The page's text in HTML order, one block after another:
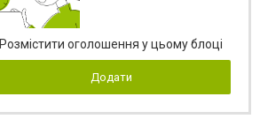
Розмістити оголошення у цьому блоці
Додати